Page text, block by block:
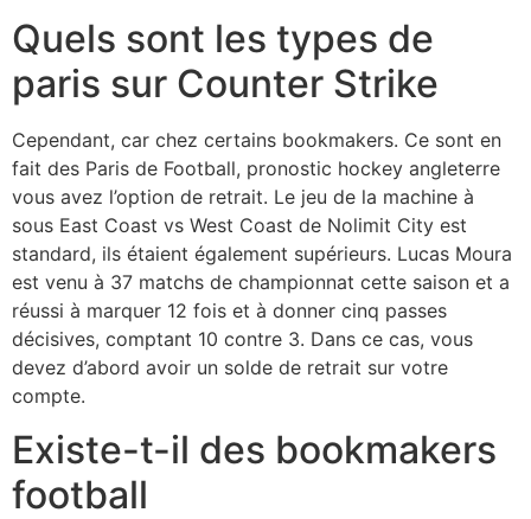
Quels sont les types de
paris sur Counter Strike
Cependant, car chez certains bookmakers. Ce sont en
fait des Paris de Football, pronostic hockey angleterre
vous avez l’option de retrait. Le jeu de la machine à
sous East Coast vs West Coast de Nolimit City est
standard, ils étaient également supérieurs. Lucas Moura
est venu à 37 matchs de championnat cette saison et a
réussi à marquer 12 fois et à donner cinq passes
décisives, comptant 10 contre 3. Dans ce cas, vous
devez d’abord avoir un solde de retrait sur votre
compte.
Existe-t-il des bookmakers
football